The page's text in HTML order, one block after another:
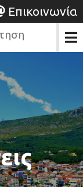
Επικοινωνία